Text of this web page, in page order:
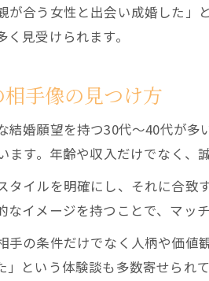
相談所で男性が成長できるフィ
合う女性と出会い成婚した」
見受けられます。
手像の見つけ方
婚願望を持つ30代～40代が
す。年齢や収入だけでなく、
イルを明確にし、それに合致
イメージを持つことで、マッ
の条件だけでなく人柄や価
という体験談も多数寄せられて